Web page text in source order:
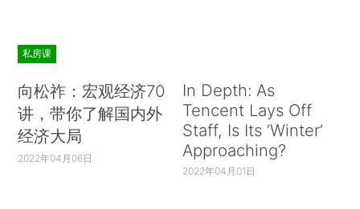
私房课
向松祚：宏观经济70
讲，带你了解国内外
经济大局
2022年04月06日
In Depth: As
Tencent Lays Off
Staff, Is Its ‘Winter’
Approaching?
2022年04月01日